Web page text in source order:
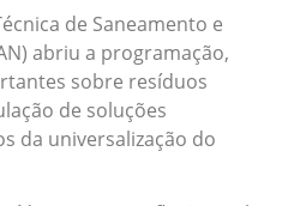
de Saneamento e
abriu a programação,
sobre resíduos
de soluções
da universalização do